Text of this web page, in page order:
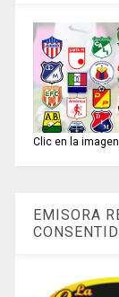
Clic en la
EMISORA